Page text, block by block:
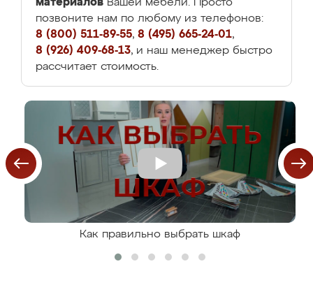
Вашей мебели. Просто
позвоните нам по любому из телефонов:
8 (800) 511-89-55, 8 (495) 665-24-01,
8 (926) 409-68-13, и наш менеджер быстро
рассчитает стоимость.
Как правильно выбрать шкаф